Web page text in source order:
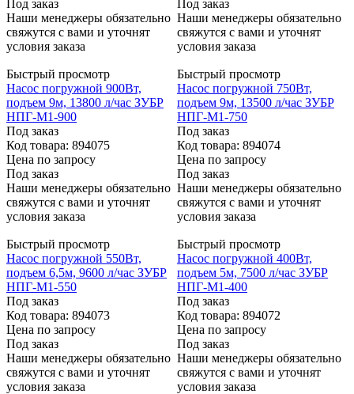
Под заказ
Наши менеджеры обязательно
свяжутся с вами и уточнят
условия заказа
Под заказ
Наши менеджеры обязательно
свяжутся с вами и уточнят
условия заказа
Быстрый просмотр
Насос погружной 900Вт,
подъем 9м, 13800 л/час ЗУБР
НПГ-М1-900
Под заказ
Код товара: 894075
Цена по запросу
Под заказ
Наши менеджеры обязательно
свяжутся с вами и уточнят
условия заказа
Быстрый просмотр
Насос погружной 750Вт,
подъем 9м, 13500 л/час ЗУБР
НПГ-М1-750
Под заказ
Код товара: 894074
Цена по запросу
Под заказ
Наши менеджеры обязательно
свяжутся с вами и уточнят
условия заказа
Быстрый просмотр
Насос погружной 550Вт,
подъем 6,5м, 9600 л/час ЗУБР
НПГ-М1-550
Под заказ
Код товара: 894073
Цена по запросу
Под заказ
Наши менеджеры обязательно
свяжутся с вами и уточнят
условия заказа
Быстрый просмотр
Насос погружной 400Вт,
подъем 5м, 7500 л/час ЗУБР
НПГ-М1-400
Под заказ
Код товара: 894072
Цена по запросу
Под заказ
Наши менеджеры обязательно
свяжутся с вами и уточнят
условия заказа